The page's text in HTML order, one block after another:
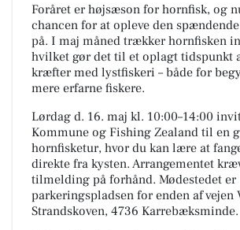
Foråret er højsæson for hornfisk, og
chancen for at opleve den
på. I maj måned trækker hornfisken
hvilket gør det til et oplagt tidspunkt
kræfter med lystfiskeri – både for
mere erfarne fiskere.
Lørdag d. 16. maj kl. 10:00–14:00
Kommune og Fishing Zealand til en
hornfisketur, hvor du kan lære at
direkte fra kysten. Arrangementet
tilmelding på forhånd. Mødestedet er
parkeringspladsen for enden af vejen
Strandskoven, 4736 Karrebæksminde.